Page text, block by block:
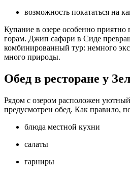
возможность покататься на
Купание в озере особенно приятно
горам. Джип сафари в Сиде
комбинированный тур: немного
много природы.
Обед в ресторане у
Рядом с озером расположен уютный
предусмотрен обед. Как правило,
блюда местной кухни
салаты
гарниры